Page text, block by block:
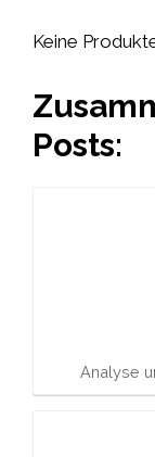
Keine
Posts:
Analyse